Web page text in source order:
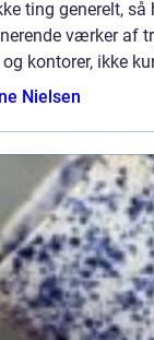
ting generelt,
værker af
kontorer, ikke
Nielsen